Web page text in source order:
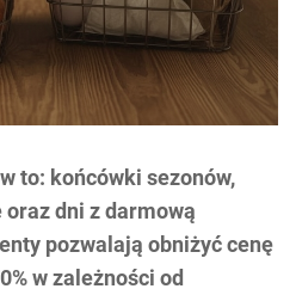
to: końcówki sezonów,
dni z darmową
pozwalają obniżyć cenę
w zależności od